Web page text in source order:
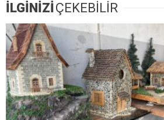
İLGİNİZİÇEKEBİLİR